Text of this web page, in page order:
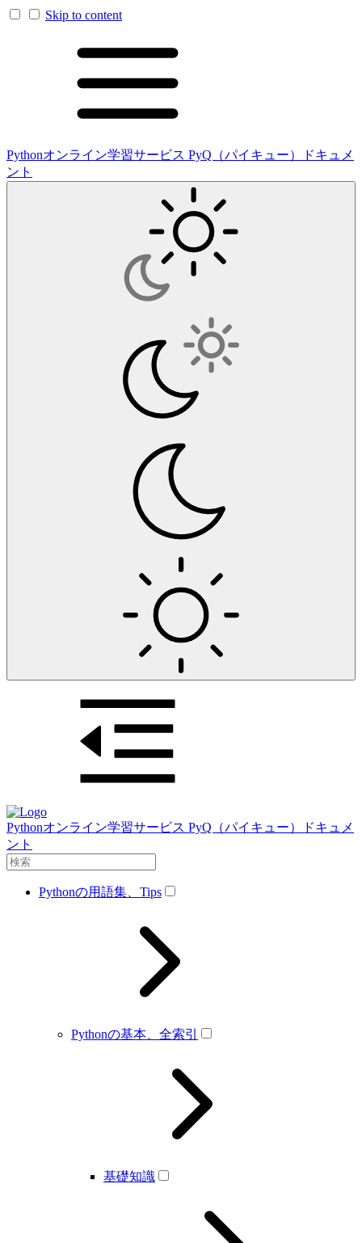
Skip to content
Pythonオンライン学習サービス PyQ（パイキュー）ドキュメ
ント
Pythonオンライン学習サービス PyQ（パイキュー）ドキュメ
ント
Pythonの用語集、Tips
Pythonの基本、全索引
基礎知識